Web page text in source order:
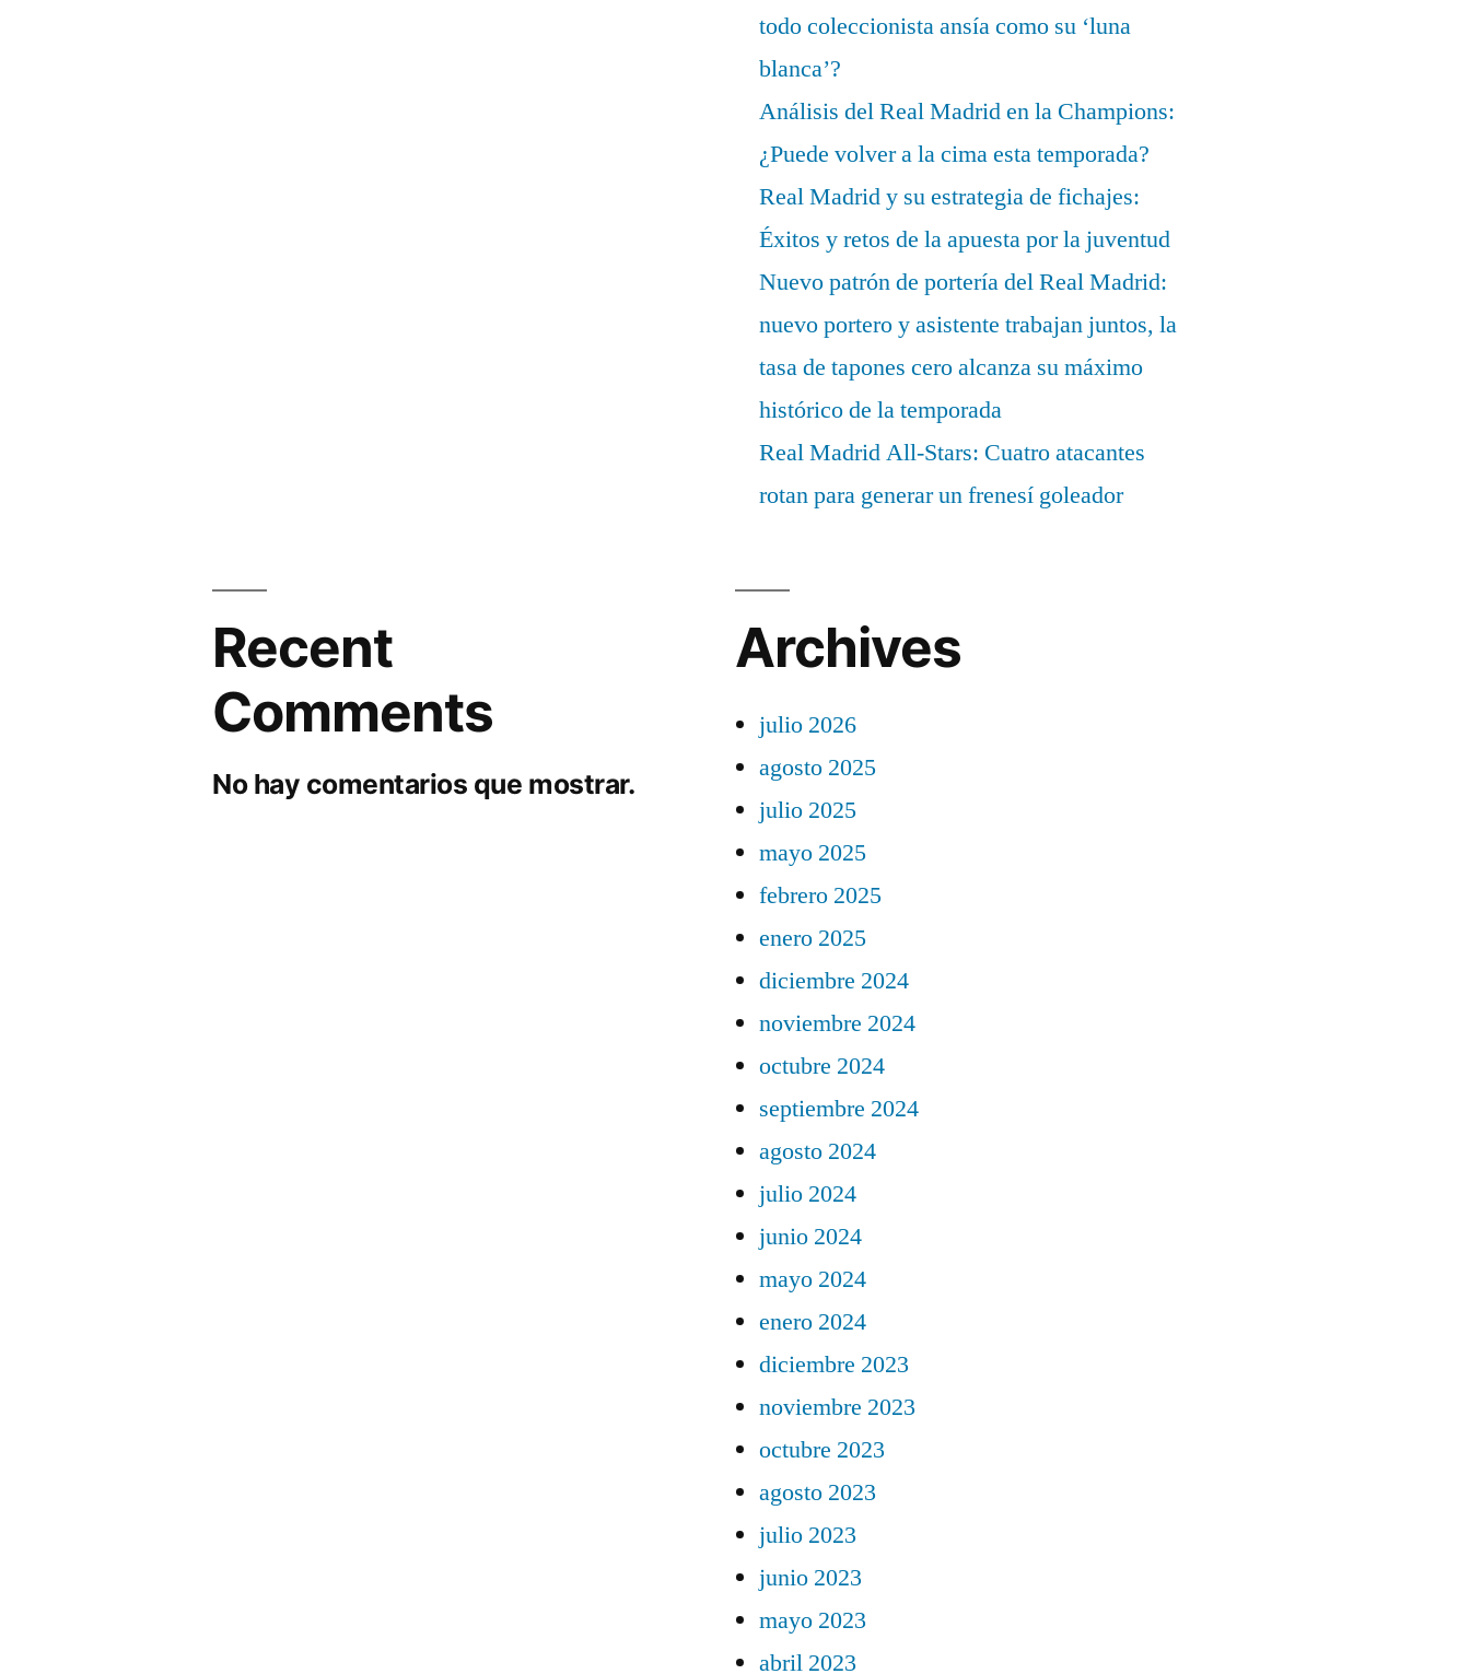
todo coleccionista ansía como su ‘luna
blanca’?
Análisis del Real Madrid en la Champions:
¿Puede volver a la cima esta temporada?
Real Madrid y su estrategia de fichajes:
Éxitos y retos de la apuesta por la juventud
Nuevo patrón de portería del Real Madrid:
nuevo portero y asistente trabajan juntos, la
tasa de tapones cero alcanza su máximo
histórico de la temporada
Real Madrid All-Stars: Cuatro atacantes
rotan para generar un frenesí goleador
Recent
Comments
No hay comentarios que mostrar.
Archives
julio 2026
agosto 2025
julio 2025
mayo 2025
febrero 2025
enero 2025
diciembre 2024
noviembre 2024
octubre 2024
septiembre 2024
agosto 2024
julio 2024
junio 2024
mayo 2024
enero 2024
diciembre 2023
noviembre 2023
octubre 2023
agosto 2023
julio 2023
junio 2023
mayo 2023
abril 2023